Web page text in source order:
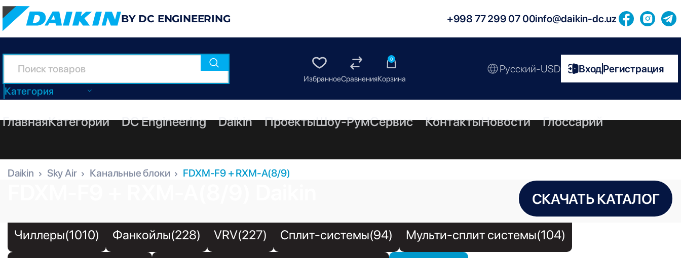
BY DC ENGINEERING +998 77 299 07 00info@daikin-dc.uz
Категория
0
Русский-USD ВходРегистрация
ГлавнаяКатегории DC Engineering Daikin ПроектыШоу-РумСервис КонтактыНовости Глоссарий
Daikin Sky Air Канальные блоки FDXM-F9 + RXM-A(8/9)
СКАЧАТЬ КАТАЛОГ
Чиллеры(1010) Фанкойлы(228) VRV(227) Сплит-системы(94) Мульти-сплит системы(104)